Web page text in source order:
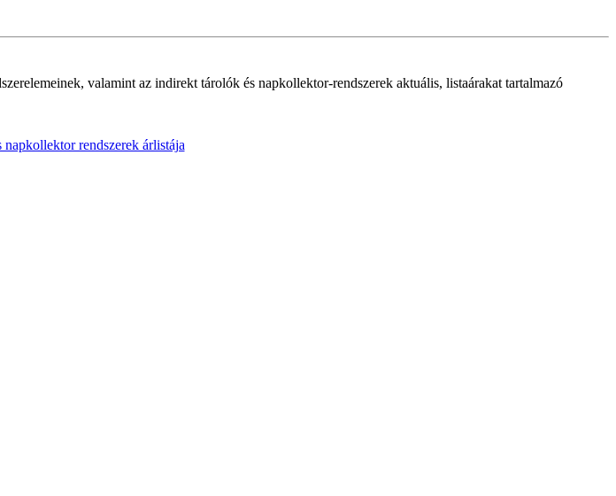
valamint az indirekt tárolók és napkollektor-rendszerek aktuális, listaárakat tartalmazó
rendszerek árlistája